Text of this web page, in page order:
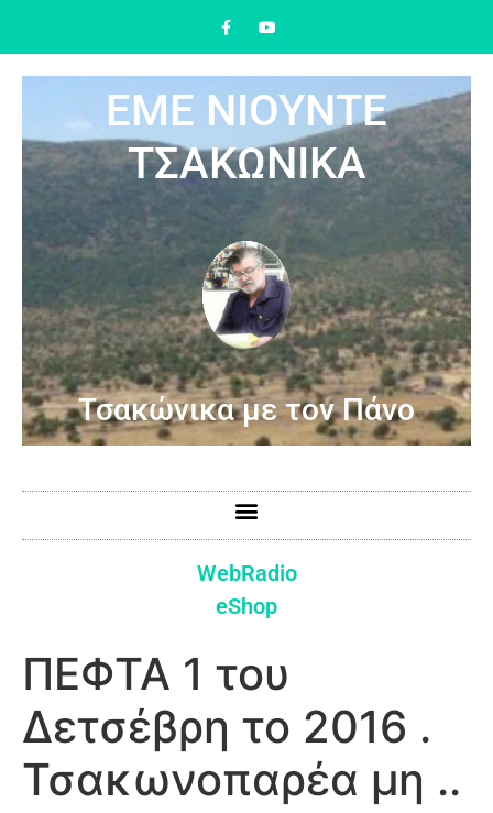
ΕΜΕ ΝΙΟΥΝΤΕ
ΤΣΑΚΩΝΙΚΑ
Τσακώνικα με τον Πάνο
WebRadio
eShop
ΠΕΦΤΑ 1 του
Δετσέβρη το 2016 .
Τσακωνοπαρέα μη ..